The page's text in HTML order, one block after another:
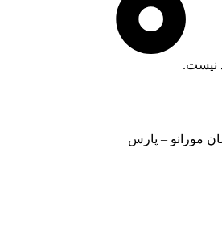
نیست.
مورانو – پارس